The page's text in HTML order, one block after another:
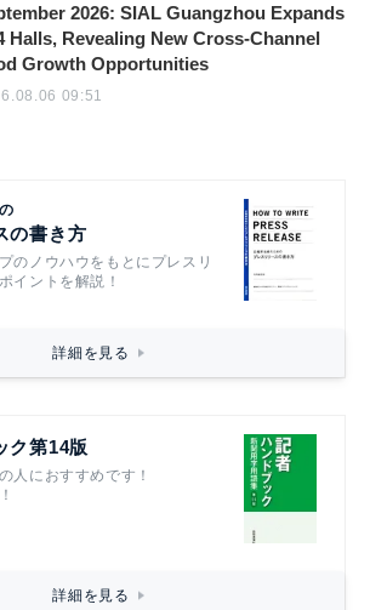
2026: SIAL Guangzhou Expands
Halls, Revealing New Cross-Channel
Growth Opportunities
09:51
の書き方
のノウハウをもとにプレスリ
イントを解説！
詳細を見る
ク第14版
人におすすめです！
詳細を見る